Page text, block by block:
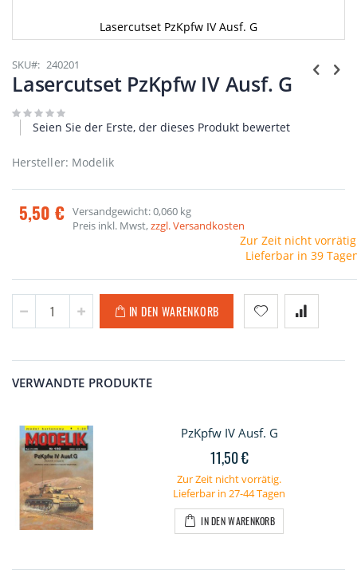
Lasercutset PzKpfw IV Ausf. G
Anfang
der
Bildgalerie
SKU 240201
Lasercutset PzKpfw IV Ausf. G
Seien Sie der Erste, der dieses Produkt bewertet
Hersteller: Modelik
5,50 € Versandgewicht: 0,060 kg
Preis inkl. Mwst,zzgl. Versandkosten
Zur Zeit nicht
Lieferbar in 39
IN DEN WARENKORB
VERWANDTE PRODUKTE
PzKpfw IV Ausf. G
11,50 €
Zur Zeit nicht vorrätig.
Lieferbar in 27-44 Tagen
IN DEN WARENKORB